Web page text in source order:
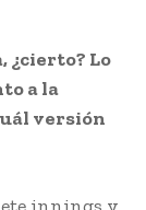
¿cierto? Lo
a la
versión